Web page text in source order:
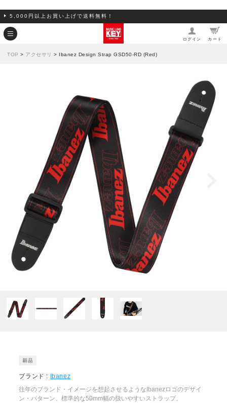
5,000円以上お買い上げで送料無料！
ログイン カート
TOP > アクセサリ > Ibanez Design Strap GSD50-RD (Red)
ブランド :
Ibanez
往年のブランド・イメージを想起させるようなIbanezロゴのデザイ
ン・パターン、標準的な50mm幅の扱いやすいストラップ。